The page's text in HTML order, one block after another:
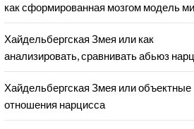
как сформированная мозгом модель
Хайдельбергская Змея или как
анализировать, сравнивать абьюз
Хайдельбергская Змея или объектные
отношения нарцисса